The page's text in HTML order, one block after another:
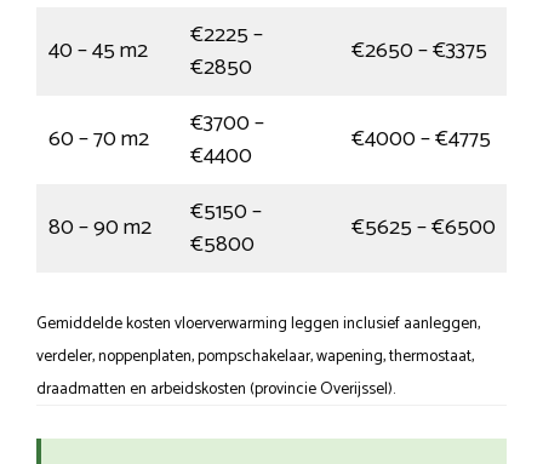
40 – 45 m2
€2225 –
€2850
€2650 – €3375
60 – 70 m2
€3700 –
€4400
€4000 – €4775
80 – 90 m2
€5150 –
€5800
€5625 – €6500
Gemiddelde kosten vloerverwarming leggen inclusief aanleggen,
verdeler, noppenplaten, pompschakelaar, wapening, thermostaat,
draadmatten en arbeidskosten (provincie Overijssel).